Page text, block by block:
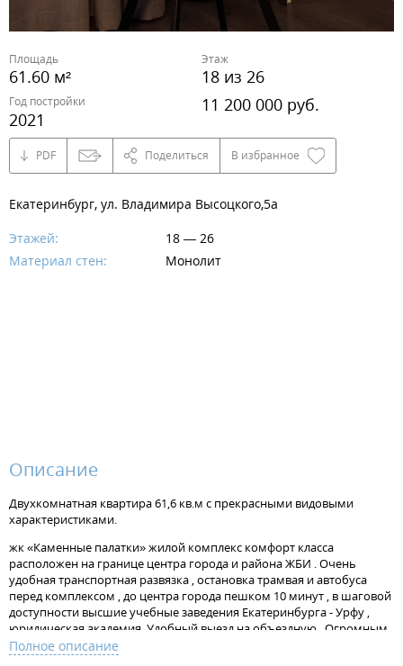
Площадь
61.60 м²
Этаж
18 из 26
Год постройки
2021
11 200 000 руб.
PDF Поделиться В избранное
Екатеринбург, ул. Владимира Высоцкого,5а
Этажей:
18 — 26
Материал стен:
Монолит
Описание
Двухкомнатная квартира 61,6 кв.м с прекрасными видовыми
характеристиками.
жк «Каменные палатки» жилой комплекс комфорт класса
расположен на границе центра города и района ЖБИ . Очень
удобная транспортная развязка , остановка трамвая и автобуса
перед комплексом , до центра города пешком 10 минут , в шаговой
доступности высшие учебные заведения Екатеринбурга - Урфу ,
юридическая академия. Удобный выезд на объездную . Огромным
преимуществом комплекса является близость природного парка
Шарташ . Соседский Комьюнити в комплексе делает досуг жителей
Полное описание